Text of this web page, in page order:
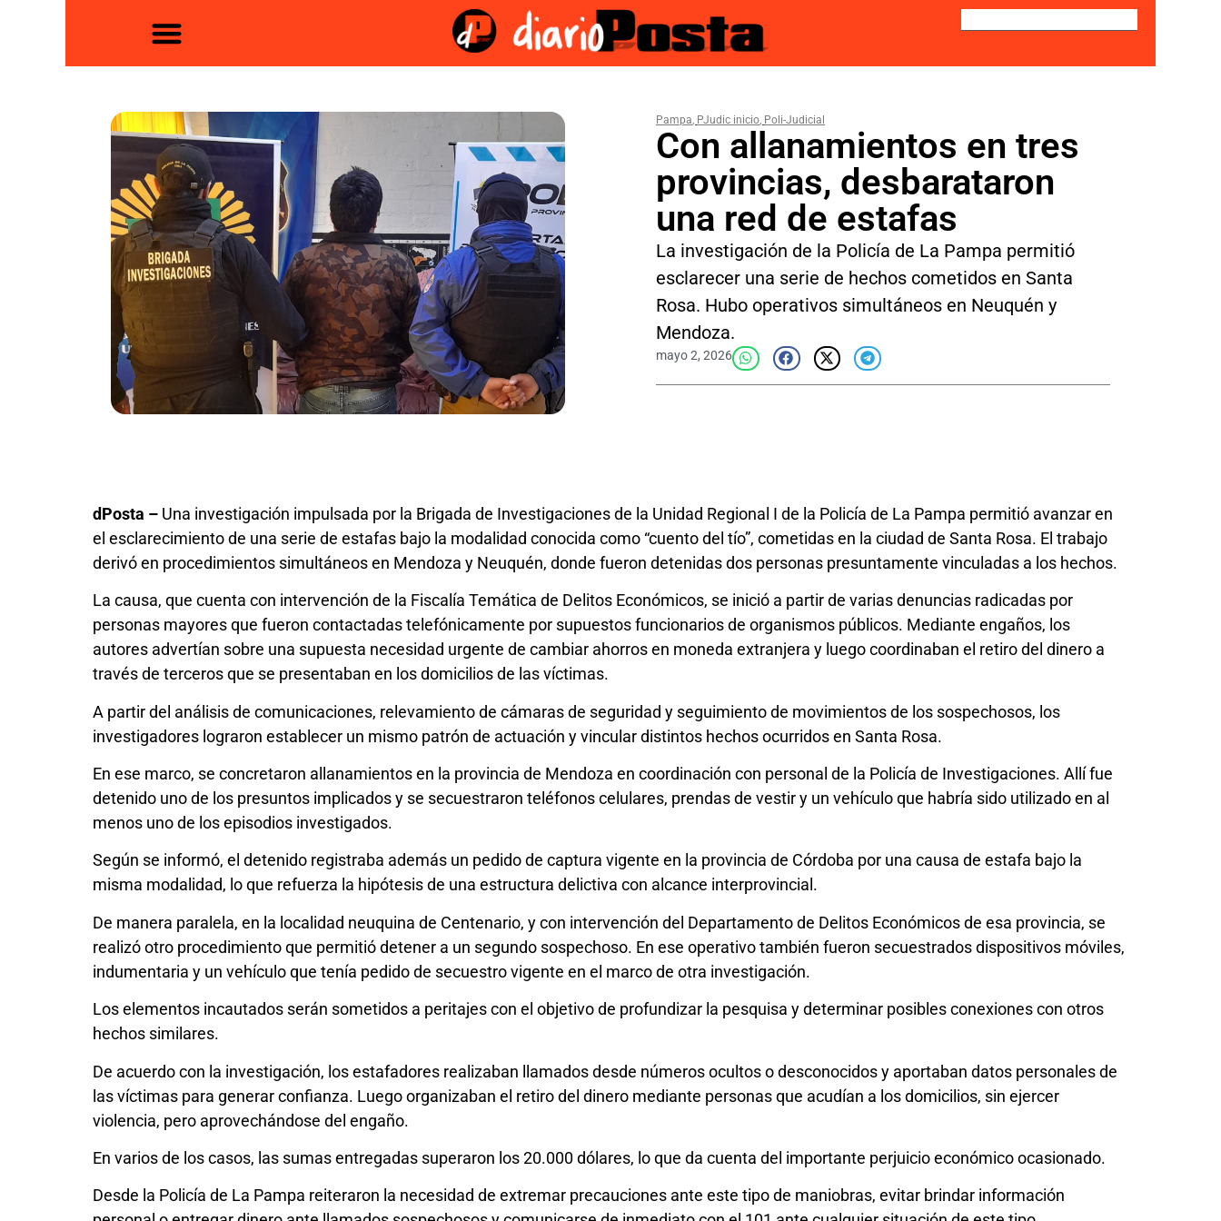
Pampa PJudic inicio Poli-Judicial
Con allanamientos en tres
provincias, desbarataron
una red de estafas
La investigación de la Policía de La Pampa permitió
esclarecer una serie de hechos cometidos en Santa
Rosa. Hubo operativos simultáneos en Neuquén y
Mendoza.
mayo 2, 2026
dPosta – Una investigación impulsada por la Brigada de Investigaciones de la Unidad Regional I de la Policía de La Pampa permitió avanzar en
el esclarecimiento de una serie de estafas bajo la modalidad conocida como “cuento del tío”, cometidas en la ciudad de Santa Rosa. El trabajo
derivó en procedimientos simultáneos en Mendoza y Neuquén, donde fueron detenidas dos personas presuntamente vinculadas a los hechos.
La causa, que cuenta con intervención de la Fiscalía Temática de Delitos Económicos, se inició a partir de varias denuncias radicadas por
personas mayores que fueron contactadas telefónicamente por supuestos funcionarios de organismos públicos. Mediante engaños, los
autores advertían sobre una supuesta necesidad urgente de cambiar ahorros en moneda extranjera y luego coordinaban el retiro del dinero a
través de terceros que se presentaban en los domicilios de las víctimas.
A partir del análisis de comunicaciones, relevamiento de cámaras de seguridad y seguimiento de movimientos de los sospechosos, los
investigadores lograron establecer un mismo patrón de actuación y vincular distintos hechos ocurridos en Santa Rosa.
En ese marco, se concretaron allanamientos en la provincia de Mendoza en coordinación con personal de la Policía de Investigaciones. Allí fue
detenido uno de los presuntos implicados y se secuestraron teléfonos celulares, prendas de vestir y un vehículo que habría sido utilizado en al
menos uno de los episodios investigados.
Según se informó, el detenido registraba además un pedido de captura vigente en la provincia de Córdoba por una causa de estafa bajo la
misma modalidad, lo que refuerza la hipótesis de una estructura delictiva con alcance interprovincial.
De manera paralela, en la localidad neuquina de Centenario, y con intervención del Departamento de Delitos Económicos de esa provincia, se
realizó otro procedimiento que permitió detener a un segundo sospechoso. En ese operativo también fueron secuestrados dispositivos móviles,
indumentaria y un vehículo que tenía pedido de secuestro vigente en el marco de otra investigación.
Los elementos incautados serán sometidos a peritajes con el objetivo de profundizar la pesquisa y determinar posibles conexiones con otros
hechos similares.
De acuerdo con la investigación, los estafadores realizaban llamados desde números ocultos o desconocidos y aportaban datos personales de
las víctimas para generar confianza. Luego organizaban el retiro del dinero mediante personas que acudían a los domicilios, sin ejercer
violencia, pero aprovechándose del engaño.
En varios de los casos, las sumas entregadas superaron los 20.000 dólares, lo que da cuenta del importante perjuicio económico ocasionado.
Desde la Policía de La Pampa reiteraron la necesidad de extremar precauciones ante este tipo de maniobras, evitar brindar información